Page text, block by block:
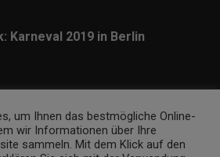
Karneval 2019 in Berlin
um Ihnen das bestmögliche Online-
wir Informationen über Ihre
sammeln. Mit dem Klick auf den